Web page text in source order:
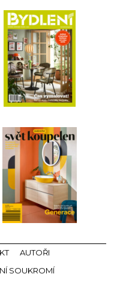
AUTOŘI
SOUKROMÍ